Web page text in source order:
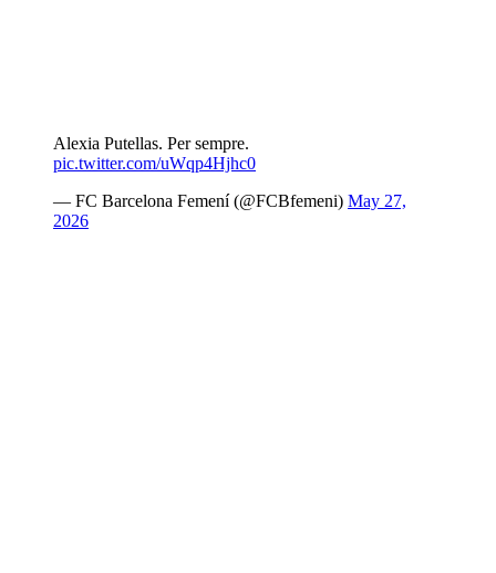
Alexia Putellas. Per sempre.
pic.twitter.com/uWqp4Hjhc0
— FC Barcelona Femení (@FCBfemeni) May 27,
2026